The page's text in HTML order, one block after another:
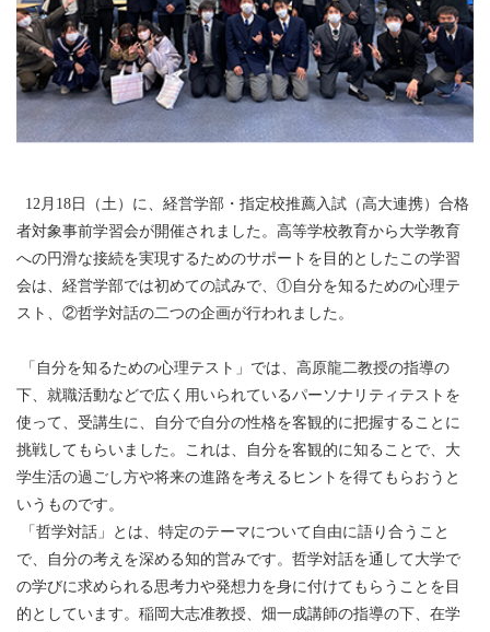
12月18日（土）に、経営学部・指定校推薦入試（高大連携）合格
者対象事前学習会が開催されました。高等学校教育から大学教育
への円滑な接続を実現するためのサポートを目的としたこの学習
会は、経営学部では初めての試みで、①自分を知るための心理テ
スト、②哲学対話の二つの企画が行われました。
「自分を知るための心理テスト」では、高原龍二教授の指導の
下、就職活動などで広く用いられているパーソナリティテストを
使って、受講生に、自分で自分の性格を客観的に把握することに
挑戦してもらいました。これは、自分を客観的に知ることで、大
学生活の過ごし方や将来の進路を考えるヒントを得てもらおうと
いうものです。
「哲学対話」とは、特定のテーマについて自由に語り合うこと
で、自分の考えを深める知的営みです。哲学対話を通して大学で
の学びに求められる思考力や発想力を身に付けてもらうことを目
的としています。稲岡大志准教授、畑一成講師の指導の下、在学